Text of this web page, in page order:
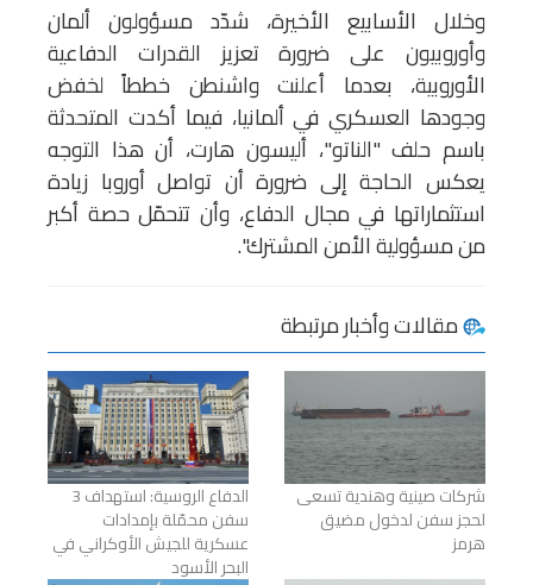
وخلال الأسابيع الأخيرة، شدّد مسؤولون ألمان
وأوروبيون على ضرورة تعزيز القدرات الدفاعية
الأوروبية، بعدما أعلنت واشنطن خططاً لخفض
وجودها العسكري في ألمانيا، فيما أكدت المتحدثة
باسم حلف "الناتو"، أليسون هارت، أن هذا التوجه
يعكس الحاجة إلى ضرورة أن تواصل أوروبا زيادة
استثماراتها في مجال الدفاع، وأن تتحمّل حصة أكبر
من مسؤولية الأمن المشترك".
مقالات وأخبار مرتبطة
شركات صينية وهندية تسعى
لحجز سفن لدخول مضيق
هرمز
الدفاع الروسية: استهداف 3
سفن محمّلة بإمدادات
عسكرية للجيش الأوكراني في
البحر الأسود